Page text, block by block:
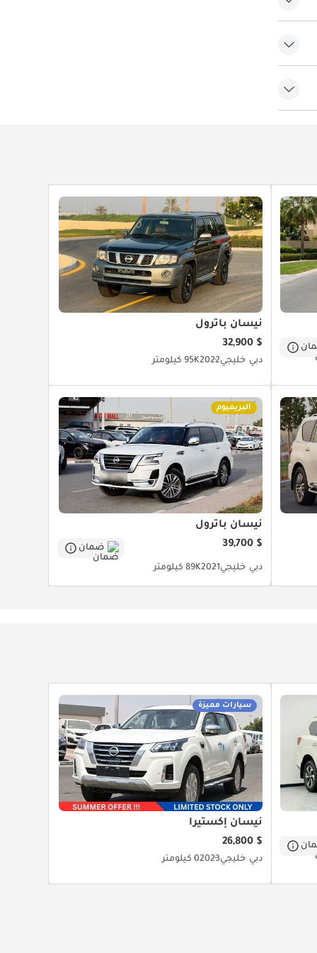
نيسان باترول
$ 32,900
دبي خليجي202295K كيلومتر
البريميوم
نيسان باترول
$ 39,700
ضمان
دبي خليجي202189K كيلومتر
سيارات مميزة
نيسان إكستيرا
$ 26,800
دبي خليجي20230 كيلومتر